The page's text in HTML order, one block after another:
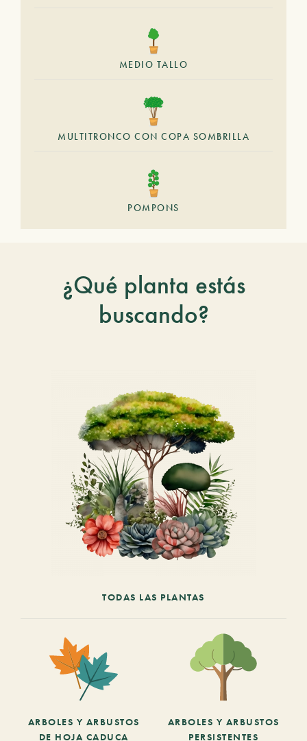
MEDIO TALLO
MULTITRONCO CON COPA SOMBRILLA
POMPONS
¿Qué planta estás
buscando?
TODAS LAS PLANTAS
ARBOLES Y ARBUSTOS
DE HOJA CADUCA
ARBOLES Y ARBUSTOS
PERSISTENTES